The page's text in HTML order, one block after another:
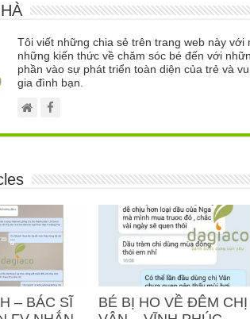
Tôi viết những chia sẻ trên trang web này với
những kiến thức về chăm sóc bé đến với
phần vào sự phát triển toàn diện của trẻ và
gia đình bạn.
– BÁC SĨ
BÉ BỊ HO VỀ ĐÊM CHỊ